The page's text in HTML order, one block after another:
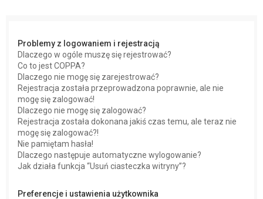
Problemy z logowaniem i rejestracją
Dlaczego w ogóle muszę się rejestrować?
Co to jest COPPA?
Dlaczego nie mogę się zarejestrować?
Rejestracja została przeprowadzona poprawnie, ale nie
mogę się zalogować!
Dlaczego nie mogę się zalogować?
Rejestracja została dokonana jakiś czas temu, ale teraz nie
mogę się zalogować?!
Nie pamiętam hasła!
Dlaczego następuje automatyczne wylogowanie?
Jak działa funkcja “Usuń ciasteczka witryny”?
Preferencje i ustawienia użytkownika